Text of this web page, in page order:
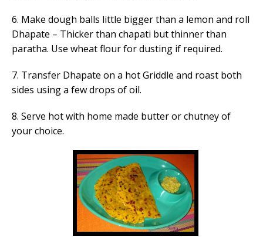
6. Make dough balls little bigger than a lemon and roll
Dhapate – Thicker than chapati but thinner than
paratha. Use wheat flour for dusting if required.
7. Transfer Dhapate on a hot Griddle and roast both
sides using a few drops of oil.
8. Serve hot with home made butter or chutney of
your choice.